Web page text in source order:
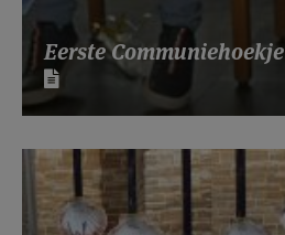
Eerste Communiehoekje